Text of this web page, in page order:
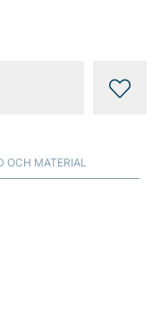
OCH MATERIAL